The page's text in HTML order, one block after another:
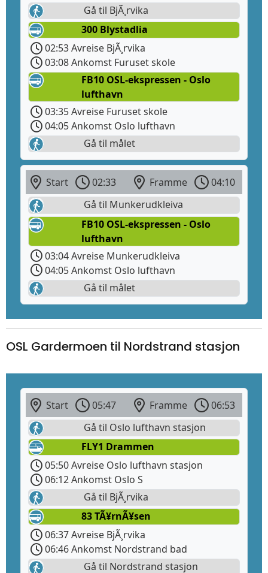
Gå til BjÃ¸rvika
300 Blystadlia
02:53 Avreise BjÃ¸rvika
03:08 Ankomst Furuset skole
FB10 OSL-ekspressen - Oslo
lufthavn
03:35 Avreise Furuset skole
04:05 Ankomst Oslo lufthavn
Gå til målet
Start 02:33 Framme
04:10
Gå til Munkerudkleiva
FB10 OSL-ekspressen - Oslo
lufthavn
03:04 Avreise Munkerudkleiva
04:05 Ankomst Oslo lufthavn
Gå til målet
OSL Gardermoen til Nordstrand stasjon
Start 05:47 Framme
06:53
Gå til Oslo lufthavn stasjon
FLY1 Drammen
05:50 Avreise Oslo lufthavn stasjon
06:12 Ankomst Oslo S
Gå til BjÃ¸rvika
83 TÃ¥rnÃ¥sen
06:37 Avreise BjÃ¸rvika
06:46 Ankomst Nordstrand bad
Gå til Nordstrand stasjon